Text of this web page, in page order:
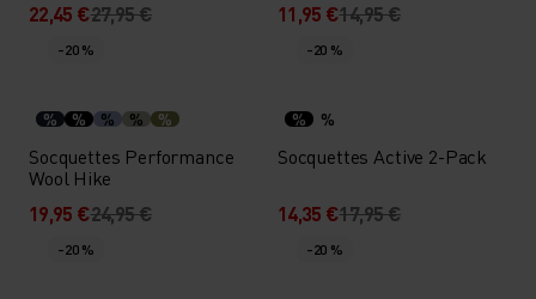
22,45 €27,95 €
11,95 €14,95 €
-20 %
% % % % %
Socquettes Performance
Wool Hike
19,95 €24,95 €
-20 %
% %
Socquettes Active 2-Pack
14,35 €17,95 €
-20 % -20 %